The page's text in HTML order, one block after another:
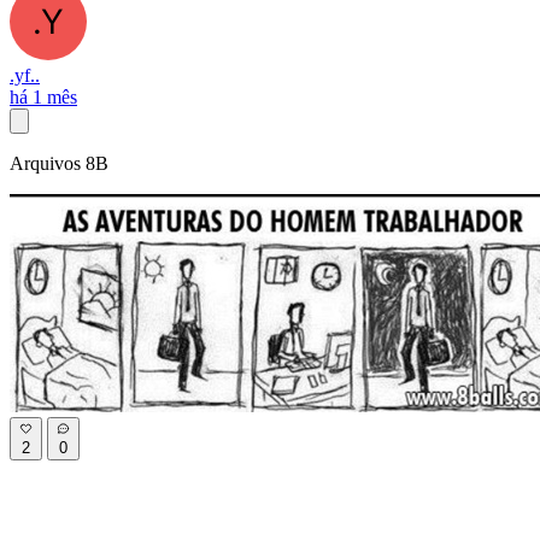
.yf..
há 1 mês
Arquivos 8B
2 0